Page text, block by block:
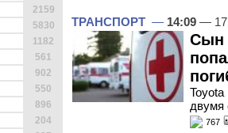
2159
5830
1182
561
902
550
896
204
ТРАНСПОРТ — 14:09 —
Сын
Toyota
двумя
767